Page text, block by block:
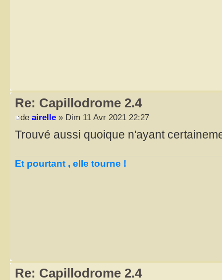
Re: Capillodrome 2.4
de airelle » Dim 11 Avr 2021 22:27
Trouvé aussi quoique n'ayant
Et pourtant , elle tourne !
Re: Capillodrome 2.4